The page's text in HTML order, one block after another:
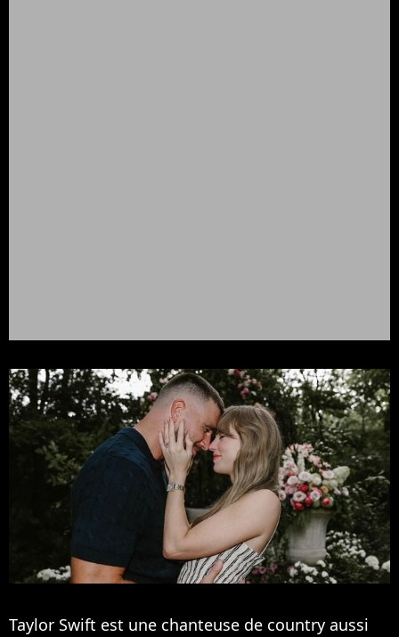
Taylor Swift est une chanteuse de country aussi